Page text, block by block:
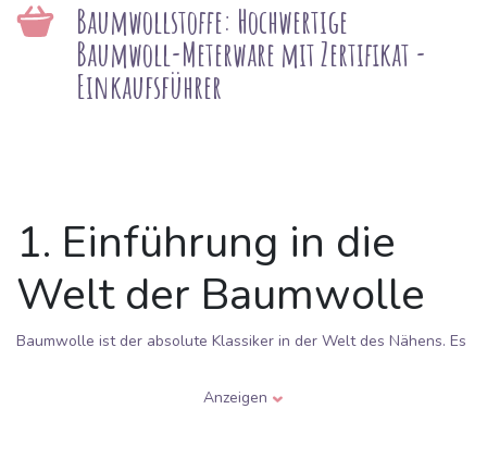
Baumwollstoffe: Hochwertige
Baumwoll-Meterware mit Zertifikat -
Einkaufsführer
1. Einführung in die
Welt der Baumwolle
Baumwolle ist der absolute Klassiker in der Welt des Nähens. Es
der Baumwollpflanze gewonnen wird und für seine Weichheit,
Festigkeit und Vielseitigkeit beliebt ist. Bei
Anzeigen